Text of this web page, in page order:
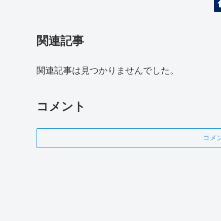
関連記事
関連記事は見つかりませんでした。
コメント
コメ